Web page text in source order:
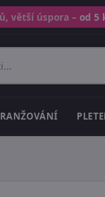
větší úspora –od 5